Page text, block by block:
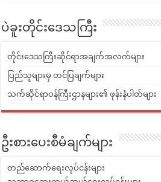
ပဲခူးတိုင်းဒေသကြီး
တိုင်းဒေသကြီးဆိုင်ရာအချက်အလက်များ
ပြည်သူများမှ တင်ပြချက်များ
သက်ဆိုင်ရာဝန်ကြီးဌာနများ၏ ဖုန်းနံပါတ်များ
ဦးစားပေးစီမံချက်များ
တည်ဆောက်ရေးလုပ်ငန်းများ